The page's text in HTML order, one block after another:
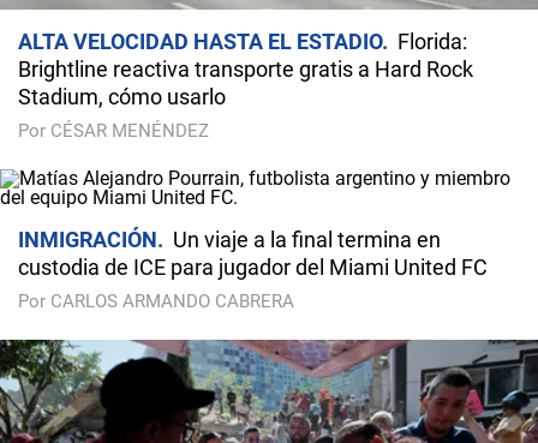
ALTA VELOCIDAD HASTA EL ESTADIO
Florida:
Brightline reactiva transporte gratis a Hard Rock
Stadium, cómo usarlo
Por CÉSAR MENÉNDEZ
INMIGRACIÓN
Un viaje a la final termina en
custodia de ICE para jugador del Miami United FC
Por CARLOS ARMANDO CABRERA